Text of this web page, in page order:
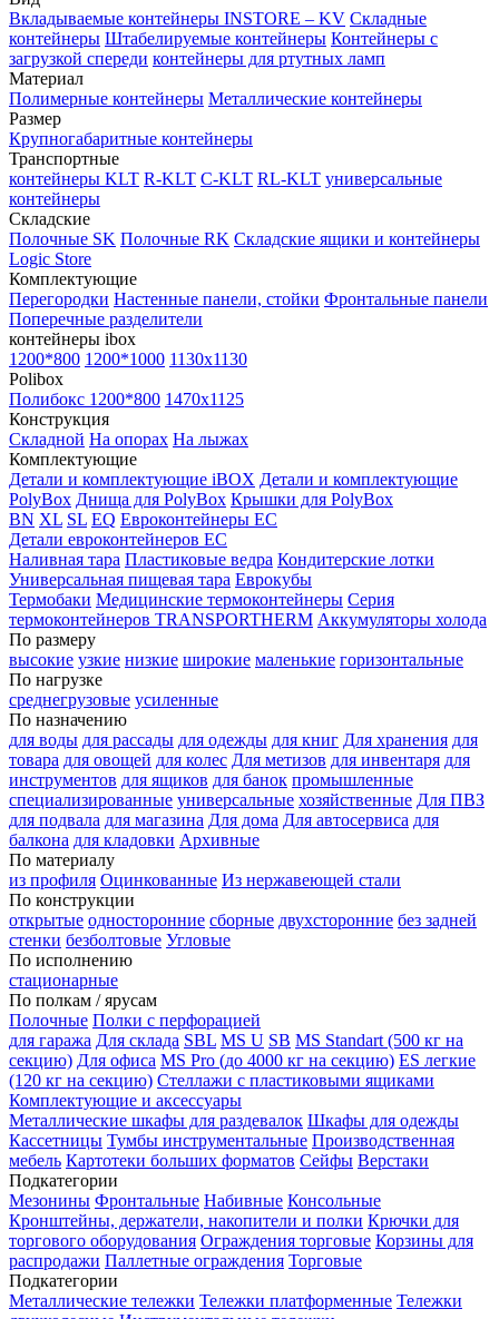
Вкладываемые контейнеры INSTORE – KV Складные
контейнеры Штабелируемые контейнеры Контейнеры с
загрузкой спереди контейнеры для ртутных ламп
Материал
Полимерные контейнеры Металлические контейнеры
Размер
Крупногабаритные контейнеры
Транспортные
контейнеры KLT R-KLT C-KLT RL-KLT универсальные
контейнеры
Складские
Полочные SK Полочные RK Складские ящики и контейнеры
Logic Store
Комплектующие
Перегородки Настенные панели, стойки Фронтальные панели
Поперечные разделители
контейнеры ibox
1200*800 1200*1000 1130x1130
Polibox
Полибокс 1200*800 1470х1125
Конструкция
Складной На опорах На лыжах
Комплектующие
Детали и комплектующие iBOX Детали и комплектующие
PolyBox Днища для PolyBox Крышки для PolyBox
BN XL SL EQ Евроконтейнеры EC
Детали евроконтейнеров EC
Наливная тара Пластиковые ведра Кондитерские лотки
Универсальная пищевая тара Еврокубы
Термобаки Медицинские термоконтейнеры Серия
термоконтейнеров TRANSPORTHERM Аккумуляторы холода
По размеру
высокие узкие низкие широкие маленькие горизонтальные
По нагрузке
среднегрузовые усиленные
По назначению
для воды для рассады для одежды для книг Для хранения для
товара для овощей для колес Для метизов для инвентаря для
инструментов для ящиков для банок промышленные
специализированные универсальные хозяйственные Для ПВЗ
для подвала для магазина Для дома Для автосервиса для
балкона для кладовки Архивные
По материалу
из профиля Оцинкованные Из нержавеющей стали
По конструкции
открытые односторонние сборные двухсторонние без задней
стенки безболтовые Угловые
По исполнению
стационарные
По полкам / ярусам
Полочные Полки с перфорацией
для гаража Для склада SBL MS U SB MS Standart (500 кг на
секцию) Для офиса MS Pro (до 4000 кг на секцию) ES легкие
(120 кг на секцию) Стеллажи с пластиковыми ящиками
Комплектующие и аксессуары
Металлические шкафы для раздевалок Шкафы для одежды
Кассетницы Тумбы инструментальные Производственная
мебель Картотеки больших форматов Сейфы Верстаки
Подкатегории
Мезонины Фронтальные Набивные Консольные
Кронштейны, держатели, накопители и полки Крючки для
торгового оборудования Ограждения торговые Корзины для
распродажи Паллетные ограждения Торговые
Подкатегории
Металлические тележки Тележки платформенные Тележки